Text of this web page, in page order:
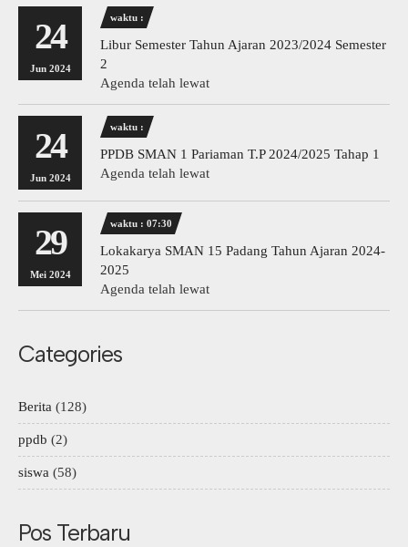
24
Jun 2024
waktu :
Libur Semester Tahun Ajaran 2023/2024 Semester
2
Agenda telah lewat
24
Jun 2024
waktu :
PPDB SMAN 1 Pariaman T.P 2024/2025 Tahap 1
Agenda telah lewat
29
Mei 2024
waktu : 07:30
Lokakarya SMAN 15 Padang Tahun Ajaran 2024-
2025
Agenda telah lewat
Categories
Berita (128)
ppdb (2)
siswa (58)
Pos Terbaru